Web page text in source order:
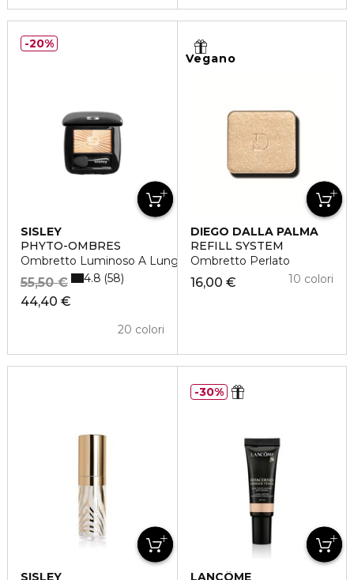
SISLEY
PHYTO-OMBRES
Ombretto Luminoso A Lunga Tenuta
44,40 €
55,50 €
20 colori
4.8 58
20%
Vegano
DIEGO DALLA PALMA
REFILL SYSTEM
Ombretto Perlato
16,00 € 10 colori
SISLEY LANCÔME
30%